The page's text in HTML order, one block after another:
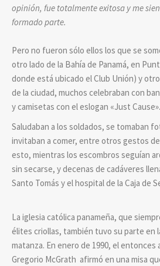
opinión, fue totalmente exitosa y me
formado parte.
Pero no fueron sólo ellos los que se
otro lado de la Bahía de Panamá, en
donde está ubicado el Club Unión) y
de la ciudad, muchos celebraban con
y camisetas con el eslogan «Just Cause».
Saludaban a los soldados, se tomaban
invitaban a comer, entre otros gestos
esto, mientras los escombros seguían
sin secarse, y decenas de cadáveres
Santo Tomás y el hospital de la Caja de
La iglesia católica panameña, que
élites criollas, también tuvo su parte en
matanza. En enero de 1990, el entonces
Gregorio McGrath afirmó en una misa